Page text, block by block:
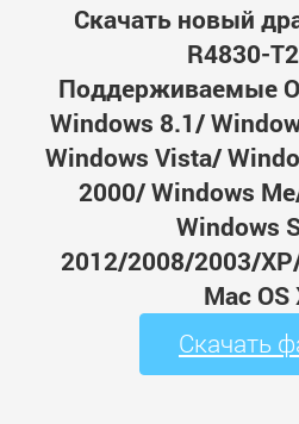
Скачать новый
R4830-
Поддерживаемые
Windows 8.1/
Windows Vista/
2000/ Windows
Windows
2012/2008/2003/
Mac OS
Скачать